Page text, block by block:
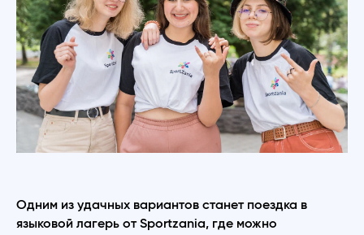
Одним из удачных вариантов станет поездка в
языковой лагерь от Sportzania, где можно